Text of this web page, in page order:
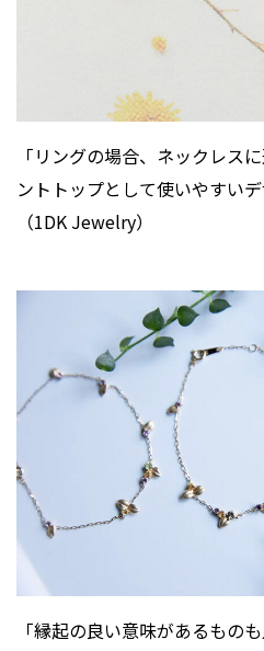
「リングの場合、ネックレス
ントトップとして使いやすい
（1DK Jewelry）
「縁起の良い意味があるもの